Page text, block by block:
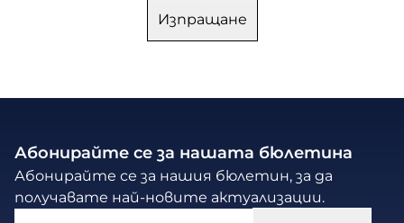
Абонирайте се за нашата бюлетина
Абонирайте се за нашия бюлетин, за да
получавате най-новите актуализации.